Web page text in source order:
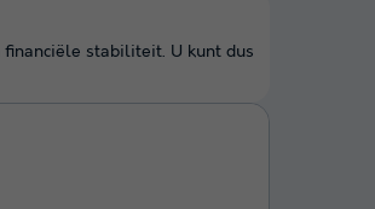
stabiliteit. U kunt dus